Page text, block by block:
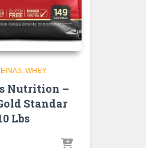
WHEY
Nutrition –
Standar
Lbs